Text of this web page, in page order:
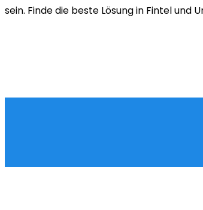
sein. Finde die beste Lösung in Fintel und